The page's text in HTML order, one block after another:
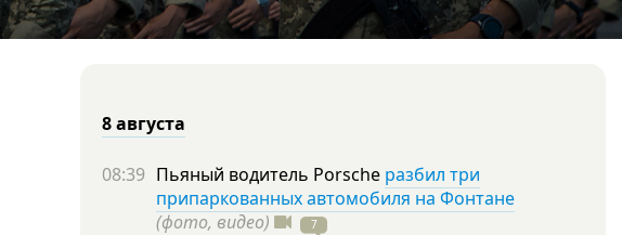
8 августа
08:39 Пьяный водитель Porsche разбил три
припаркованных автомобиля на Фонтане
(фото, видео)
7